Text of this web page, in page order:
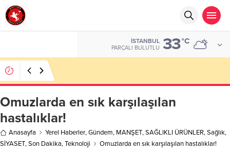
İSTANBUL
PARÇALI BULUTLU 33°C
Omuzlarda en sık karşılaşılan
hastalıklar!
Anasayfa Yerel Haberler,Gündem, MANŞET,SAĞLIKLI ÜRÜNLER,Sağlık,
SİYASET,Son Dakika,Teknoloji Omuzlarda en sık karşılaşılan hastalıklar!